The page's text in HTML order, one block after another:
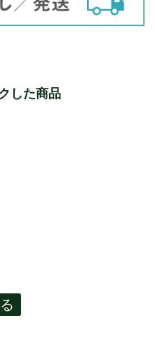
した商品